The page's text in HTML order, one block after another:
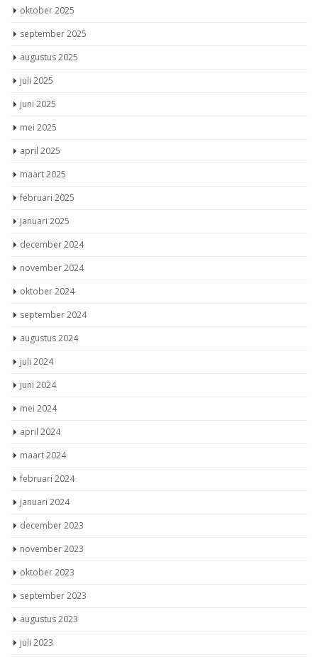
oktober 2025
september 2025
augustus 2025
juli 2025
juni 2025
mei 2025
april 2025
maart 2025
februari 2025
januari 2025
december 2024
november 2024
oktober 2024
september 2024
augustus 2024
juli 2024
juni 2024
mei 2024
april 2024
maart 2024
februari 2024
januari 2024
december 2023
november 2023
oktober 2023
september 2023
augustus 2023
juli 2023